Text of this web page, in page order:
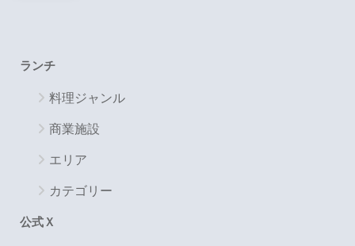
ランチ
料理ジャンル
商業施設
エリア
カテゴリー
公式Ｘ